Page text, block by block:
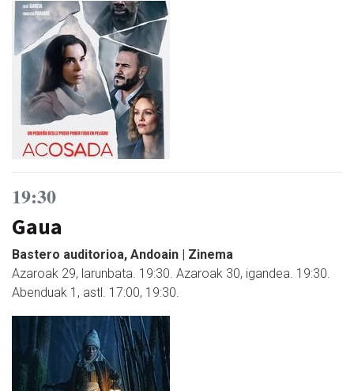
19:30
Gaua
Bastero auditorioa, Andoain | Zinema
Azaroak 29, larunbata. 19:30. Azaroak 30, igandea. 19:30.
Abenduak 1, astl. 17:00, 19:30.